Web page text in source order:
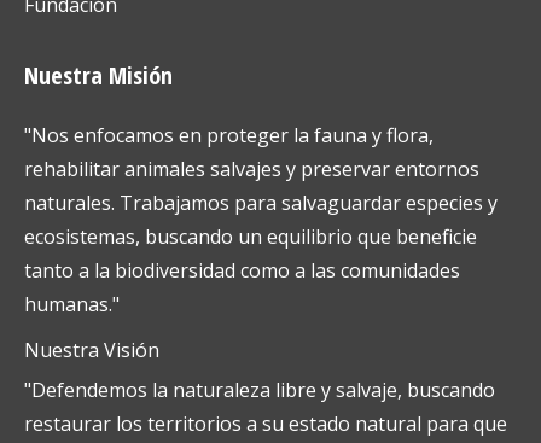
Nuestra Misión
"Nos enfocamos en proteger la fauna y flora,
rehabilitar animales salvajes y preservar entornos
naturales. Trabajamos para salvaguardar especies y
ecosistemas, buscando un equilibrio que beneficie
tanto a la biodiversidad como a las comunidades
humanas."
Nuestra Visión
"Defendemos la naturaleza libre y salvaje, buscando
restaurar los territorios a su estado natural para que